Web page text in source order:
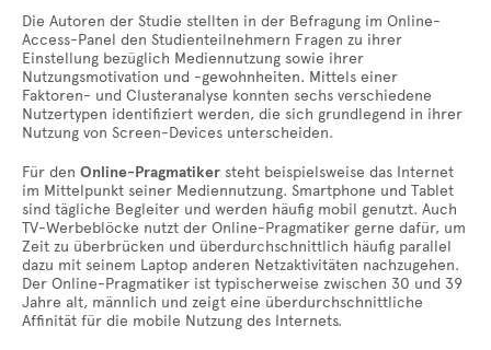
Die Autoren der Studie stellten in der Befragung im Online-
Access-Panel den Studienteilnehmern Fragen zu ihrer
Einstellung bezüglich Mediennutzung sowie ihrer
Nutzungsmotivation und -gewohnheiten. Mittels einer
Faktoren- und Clusteranalyse konnten sechs verschiedene
Nutzertypen identifiziert werden, die sich grundlegend in ihrer
Nutzung von Screen-Devices unterscheiden.
Für den Online-Pragmatiker steht beispielsweise das Internet
im Mittelpunkt seiner Mediennutzung. Smartphone und Tablet
sind tägliche Begleiter und werden häufig mobil genutzt. Auch
TV-Werbeblöcke nutzt der Online-Pragmatiker gerne dafür, um
Zeit zu überbrücken und überdurchschnittlich häufig parallel
dazu mit seinem Laptop anderen Netzaktivitäten nachzugehen.
Der Online-Pragmatiker ist typischerweise zwischen 30 und 39
Jahre alt, männlich und zeigt eine überdurchschnittliche
Affinität für die mobile Nutzung des Internets.